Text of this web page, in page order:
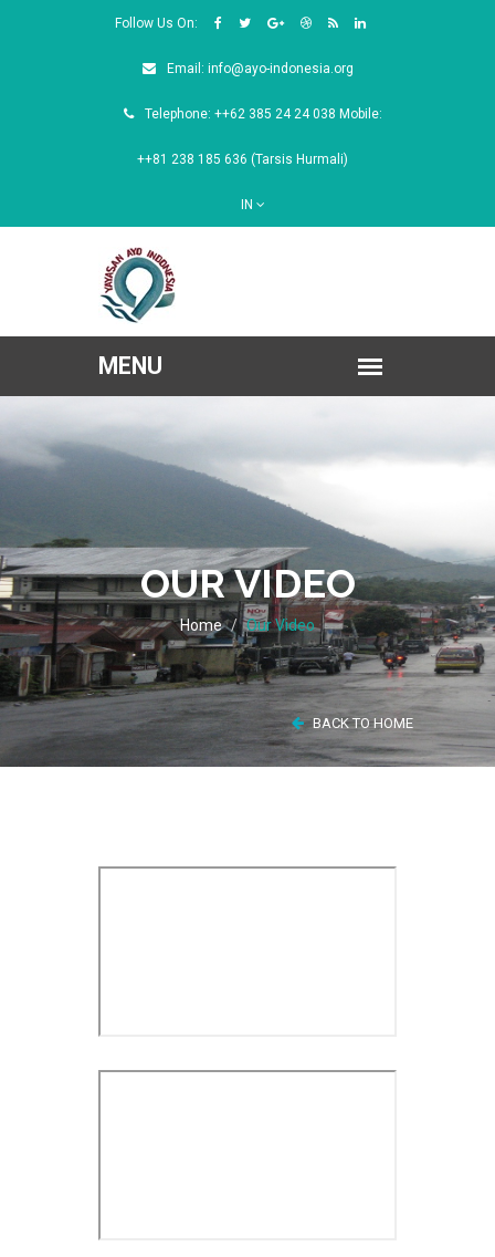
Follow Us On:
Email: info@ayo-indonesia.org
Telephone: ++62 385 24 24 038 Mobile:
++81 238 185 636 (Tarsis Hurmali)
IN
OUR VIDEO
Home Our Video
BACK TO HOME